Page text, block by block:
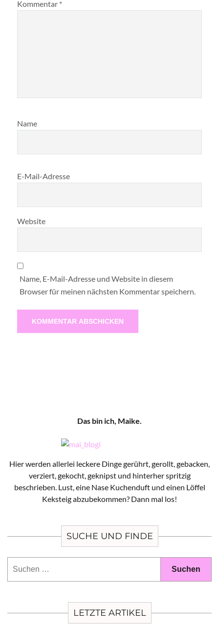
Kommentar *
Name
E-Mail-Adresse
Website
Name, E-Mail-Adresse und Website in diesem
Browser für meinen nächsten Kommentar speichern.
Das bin ich, Maike.
Hier werden allerlei leckere Dinge gerührt, gerollt, gebacken,
verziert, gekocht, geknipst und hinterher spritzig
beschrieben. Lust, eine Nase Kuchenduft und einen Löffel
Keksteig abzubekommen? Dann mal los!
SUCHE UND FINDE
LETZTE ARTIKEL